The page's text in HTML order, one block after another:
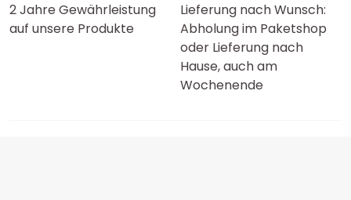
2 Jahre Gewährleistung
auf unsere Produkte
Lieferung nach Wunsch:
Abholung im Paketshop
oder Lieferung nach
Hause, auch am
Wochenende